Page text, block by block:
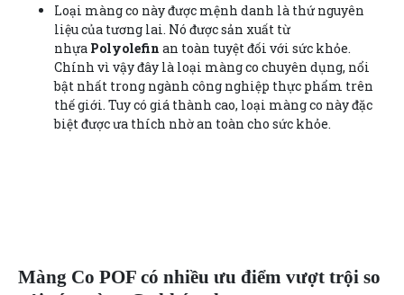
Loại màng co này được mệnh danh là thứ nguyên
liệu của tương lai. Nó được sản xuất từ
nhựa Polyolefin an toàn tuyệt đối với sức khỏe.
Chính vì vậy đây là loại màng co chuyên dụng, nổi
bật nhất trong ngành công nghiệp thực phẩm trên
thế giới. Tuy có giá thành cao, loại màng co này đặc
biệt được ưa thích nhờ an toàn cho sức khỏe.
Màng Co POF có nhiều ưu điểm vượt trội so